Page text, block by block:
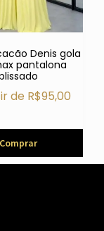
Denis gola
pantalona
de R$95,00
Comprar